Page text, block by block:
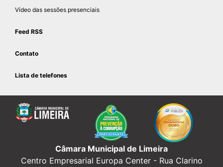
Vídeo das sessões presenciais
Feed RSS
Contato
Lista de telefones
Câmara Municipal de Limeira
Centro Empresarial Europa Center - Rua Clarino